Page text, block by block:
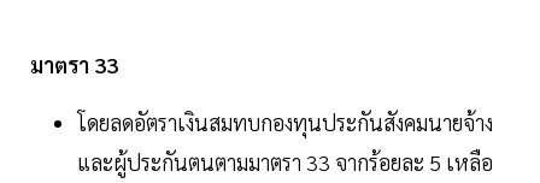
มาตรา 33
โดยลดอัตราเงินสมทบกองทุนประกันสังคมนายจ้าง
และผู้ประกันตนตามมาตรา 33 จากร้อยละ 5 เหลือ